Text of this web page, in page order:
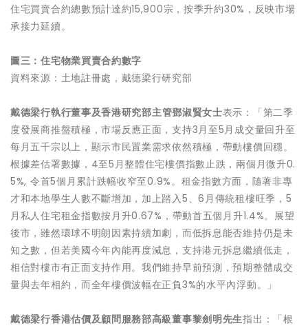
住宅買賣合約總數預計達約15,900宗，按季升約30%，反映市場
承接力延續。
圖三：住宅物業買賣合約數字
資料來源：土地註冊處，戴德梁行研究部
戴德梁行執行董事及香港研究部主管鄧淑賢女士表示：「第二季
度發展商推盤積極，市場反應正面，支持3月至5月成交量回升至
每月五千宗以上，顯示市民置業需求依然積極，帶動樓價回穩。
根據差估署數據，4至5月整體住宅樓價指數止跌，兩個月微升0.
5%, 令首5個月累計跌幅收窄至0.9%。租金指數方面，隨著非專
才和本地學生人數不斷增加，加上踏入5、6月傳統租樓旺季，5
月私人住宅租金指數按月升0.67%，帶動首五個月升1.4%。展望
後市，雖然環球不明朗因素持續加劇，而低拆息能否維持仍是未
知之數，但若美國今年內能再度減息，支持港元拆息繼續低走，
相信對樓市有正面支持作用。我們維持早前預測，預期整體成交
量與去年相約，而全年樓價波幅在正負3%的水平內浮動。」
戴德梁行香港估價及顧問服務部高級董事黎劍明先生指出：「根